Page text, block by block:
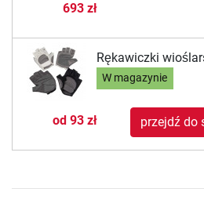
693 zł
Rękawiczki
W magazynie
od 93 zł przejdź do